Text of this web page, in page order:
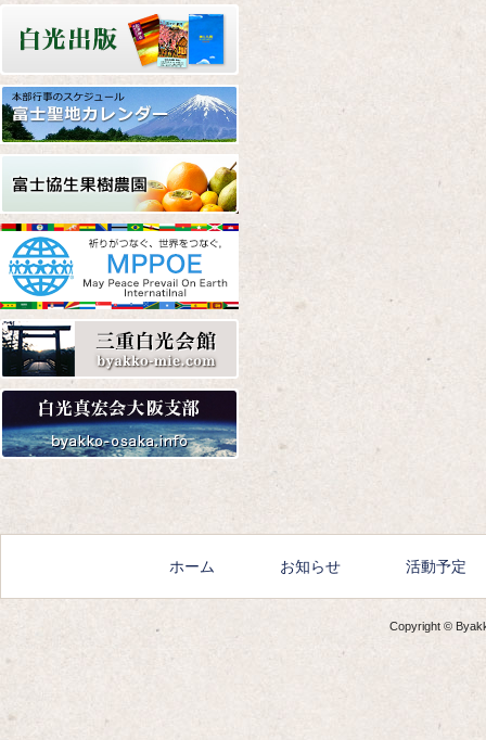
Amazon 楽天 Yahoo!
Amazon 楽天 Yahoo!
Amazon 楽天 Yahoo!
ホーム お知らせ 活動予定
Copyright ©